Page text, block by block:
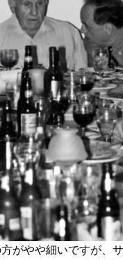
がやや細いですが、